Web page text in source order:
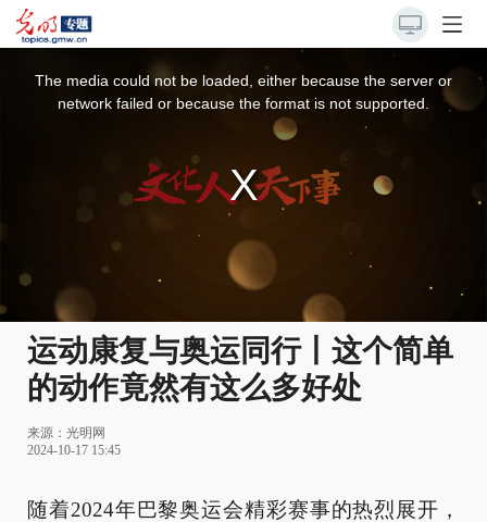
The media could not be loaded, either because the server or
network failed or because the format is not supported.
运动康复与奥运同行丨这个简单
的动作竟然有这么多好处
来源： 光明网
2024-10-17 15:45
随着2024年巴黎奥运会精彩赛事的热烈展开，